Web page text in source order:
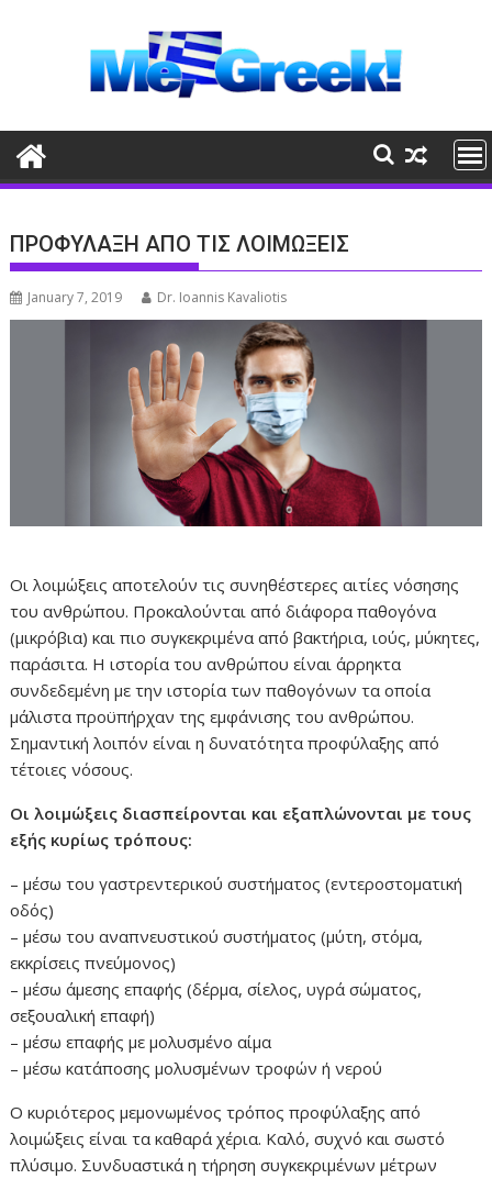
ΠΡΟΦΥΛΑΞΗ ΑΠΟ ΤΙΣ ΛΟΙΜΩΞΕΙΣ
January 7, 2019 Dr. Ioannis Kavaliotis
Οι λοιμώξεις αποτελούν τις συνηθέστερες αιτίες νόσησης
του ανθρώπου. Προκαλούνται από διάφορα παθογόνα
(μικρόβια) και πιο συγκεκριμένα από βακτήρια, ιούς, μύκητες,
παράσιτα. Η ιστορία του ανθρώπου είναι άρρηκτα
συνδεδεμένη με την ιστορία των παθογόνων τα οποία
μάλιστα προϋπήρχαν της εμφάνισης του ανθρώπου.
Σημαντική λοιπόν είναι η δυνατότητα προφύλαξης από
τέτοιες νόσους.
Οι λοιμώξεις διασπείρονται και εξαπλώνονται με τους
εξής κυρίως τρόπους:
– μέσω του γαστρεντερικού συστήματος (εντεροστοματική
οδός)
– μέσω του αναπνευστικού συστήματος (μύτη, στόμα,
εκκρίσεις πνεύμονος)
– μέσω άμεσης επαφής (δέρμα, σίελος, υγρά σώματος,
σεξουαλική επαφή)
– μέσω επαφής με μολυσμένο αίμα
– μέσω κατάποσης μολυσμένων τροφών ή νερού
Ο κυριότερος μεμονωμένος τρόπος προφύλαξης από
λοιμώξεις είναι τα καθαρά χέρια. Καλό, συχνό και σωστό
πλύσιμο. Συνδυαστικά η τήρηση συγκεκριμένων μέτρων